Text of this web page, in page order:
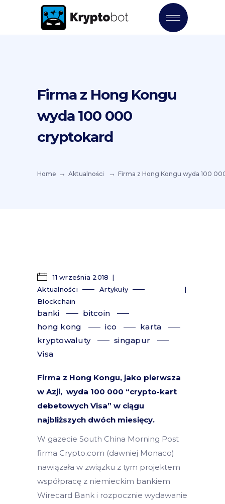
Firma z Hong Kongu
wyda 100 000
cryptokard
Home Aktualności Firma z Hong Kongu wyda 100
11 września 2018
Aktualności
Artykuły
Blockchain
banki
bitcoin
hong kong
ico
karta
kryptowaluty
singapur
Visa
Firma z Hong Kongu, jako pierwsza
w Azji, wyda 100 000 “crypto-kart
debetowych Visa” w ciągu
najbliższych dwóch miesięcy.
W gazecie South China Morning Post
firma Crypto.com (dawniej Monaco)
nawiązała w związku z tym projektem
współpracę z niemieckim bankiem
Wirecard Bank i rozpocznie wydawanie